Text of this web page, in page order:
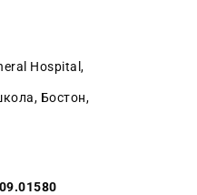
Hospital,
Бостон,